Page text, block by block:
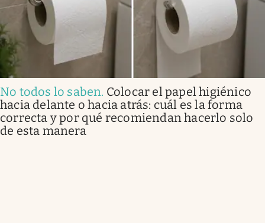
No todos lo saben. Colocar el papel higiénico
hacia delante o hacia atrás: cuál es la forma
correcta y por qué recomiendan hacerlo solo
de esta manera